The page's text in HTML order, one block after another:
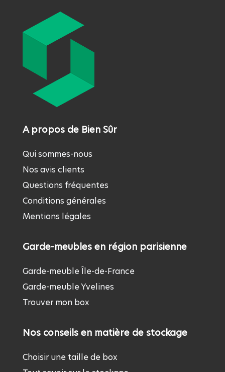
A propos de Bien Sûr
Qui sommes-nous
Nos avis clients
Questions fréquentes
Conditions générales
Mentions légales
Garde-meubles en région parisienne
Garde-meuble Île-de-France
Garde-meuble Yvelines
Trouver mon box
Nos conseils en matière de stockage
Choisir une taille de box